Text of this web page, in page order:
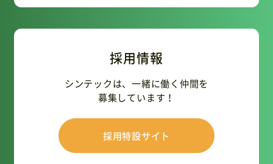
採用情報
シンテックは、一緒に働く仲間を
募集しています！
採用特設サイト